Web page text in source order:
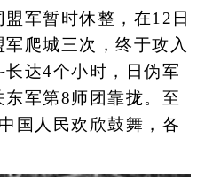
军暂时休整，在12日
爬城三次，终于攻入
达4个小时，日伪军
军第8师团靠拢。至
国人民欢欣鼓舞，各